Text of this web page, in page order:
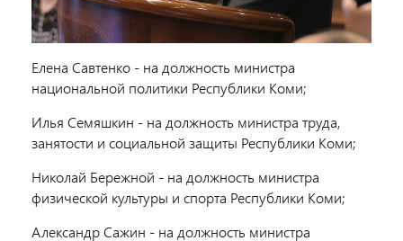
Елена Савтенко - на должность министра
национальной политики Республики Коми;
Илья Семяшкин - на должность министра труда,
занятости и социальной защиты Республики Коми;
Николай Бережной - на должность министра
физической культуры и спорта Республики Коми;
Александр Сажин - на должность министра